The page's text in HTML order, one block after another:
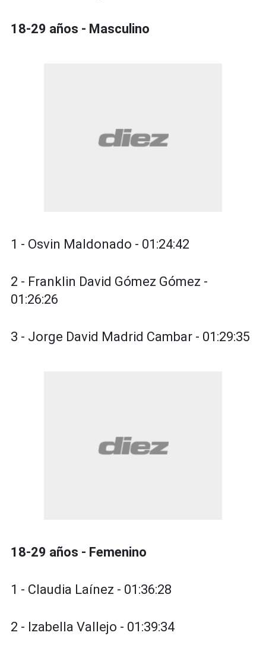
18-29 años - Masculino
1 - Osvin Maldonado - 01:24:42
2 - Franklin David Gómez Gómez -
01:26:26
3 - Jorge David Madrid Cambar - 01:29:35
18-29 años - Femenino
1 - Claudia Laínez - 01:36:28
2 - Izabella Vallejo - 01:39:34